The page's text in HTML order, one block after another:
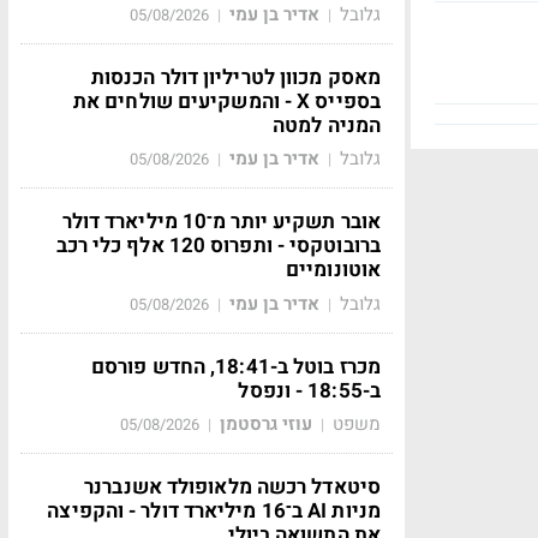
גלובל | אדיר בן עמי |
05/08/2026
מאסק מכוון לטריליון דולר הכנסות
בספייס X - והמשקיעים שולחים את
המניה למטה
גלובל | אדיר בן עמי |
05/08/2026
אובר תשקיע יותר מ־10 מיליארד דולר
ברובוטקסי - ותפרוס 120 אלף כלי רכב
אוטונומיים
גלובל | אדיר בן עמי |
05/08/2026
מכרז בוטל ב-18:41, החדש פורסם
ב-18:55 - ונפסל
משפט | עוזי גרסטמן |
05/08/2026
סיטאדל רכשה מלאופולד אשנברנר
מניות AI ב־16 מיליארד דולר - והקפיצה